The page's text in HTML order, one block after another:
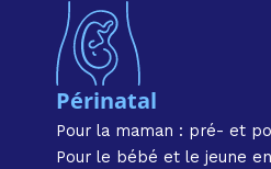
Périnatal
Pour la maman : pré- et
Pour le bébé et le jeune